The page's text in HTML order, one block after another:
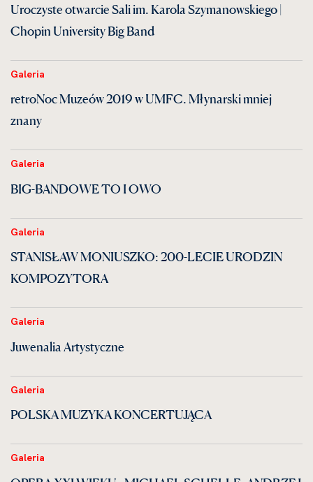
Uroczyste otwarcie Sali im. Karola Szymanowskiego |
Chopin University Big Band
Galeria
retroNoc Muzeów 2019 w UMFC. Młynarski mniej
znany
Galeria
BIG-BANDOWE TO I OWO
Galeria
STANISŁAW MONIUSZKO: 200-LECIE URODZIN
KOMPOZYTORA
Galeria
Juwenalia Artystyczne
Galeria
POLSKA MUZYKA KONCERTUJĄCA
Galeria